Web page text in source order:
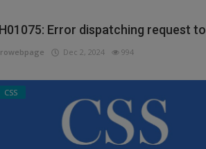
Error dispatching request to
Dec 2, 2024 994
CSS